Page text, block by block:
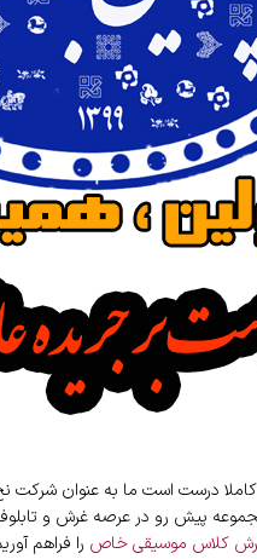
کاملا درست است ما به عنوان
پیش رو در عرصه غرش و
کلاس موسیقی خاص را فراهم